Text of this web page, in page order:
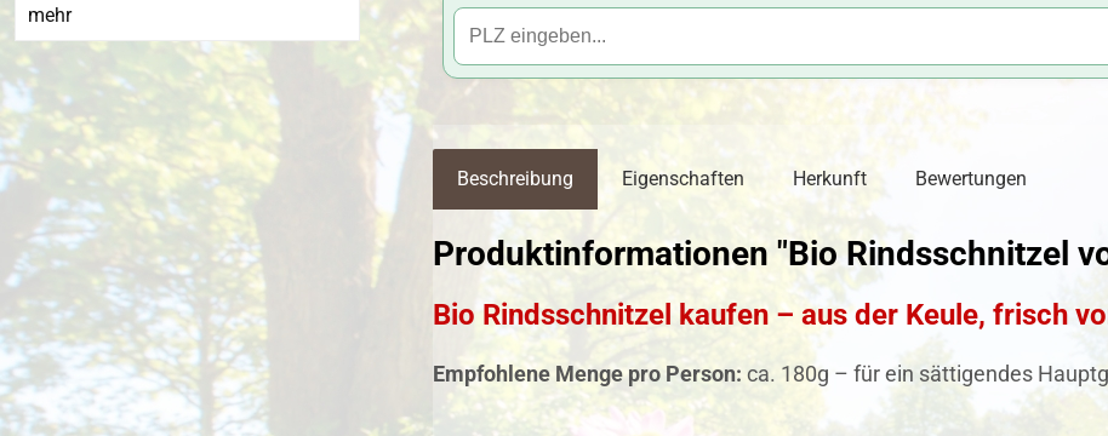
mehr
Beschreibung Eigenschaften Herkunft Bewertungen
Produktinformationen "Bio Rindsschnitzel
Bio Rindsschnitzel kaufen – aus der Keule, frisch
Empfohlene Menge pro Person: ca. 180g – für ein sättigendes